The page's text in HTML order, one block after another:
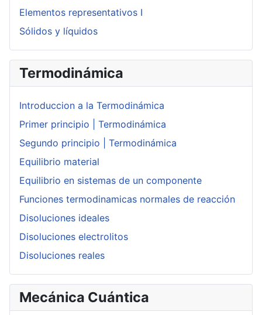
Elementos representativos I
Sólidos y líquidos
Termodinámica
Introduccion a la Termodinámica
Primer principio | Termodinámica
Segundo principio | Termodinámica
Equilibrio material
Equilibrio en sistemas de un componente
Funciones termodinamicas normales de reacción
Disoluciones ideales
Disoluciones electrolitos
Disoluciones reales
Mecánica Cuántica